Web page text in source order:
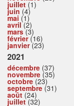
juillet (1)
juin (4)
mai (1)
avril(2)
mars(3)
février(16)
janvier(23)
2021
décembre (37)
novembre (35)
octobre (23)
septembre (31)
août (24)
juillet(32)